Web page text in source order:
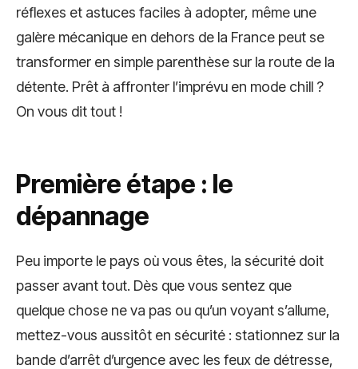
réflexes et astuces faciles à adopter, même une
galère mécanique en dehors de la France peut se
transformer en simple parenthèse sur la route de la
détente. Prêt à affronter l’imprévu en mode chill ?
On vous dit tout !
Première étape : le
dépannage
Peu importe le pays où vous êtes, la sécurité doit
passer avant tout. Dès que vous sentez que
quelque chose ne va pas ou qu’un voyant s’allume,
mettez-vous aussitôt en sécurité : stationnez sur la
bande d’arrêt d’urgence avec les feux de détresse,